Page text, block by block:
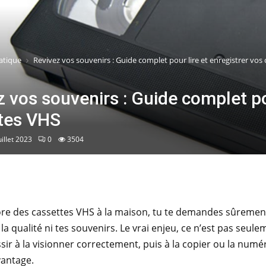
Revivez vos souvenirs : Guide complet pour lire et enregistrer vos
vos souvenirs : Guide complet
VHS
2023 0 3504
des cassettes VHS à la maison, tu te demandes
qualité ni tes souvenirs. Le vrai enjeu, ce n’est pas
à la visionner correctement, puis à la copier ou la